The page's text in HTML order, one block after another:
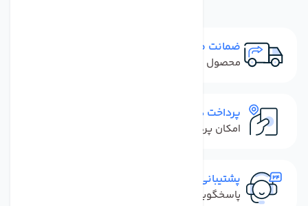
ضمانت مرجوعی
محصول نباید آسیب دیده باشد
پرداخت در محل
امکان پرداخت کل فاکتور در محل
پشتیبانی سریع
پاسخگویی سریع به تماس‌ها و پیام‌ها